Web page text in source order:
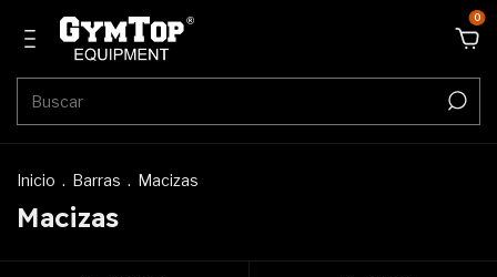
0
Inicio . Barras . Macizas
Macizas